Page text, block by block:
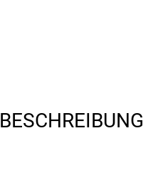
BESCHREIBUNG